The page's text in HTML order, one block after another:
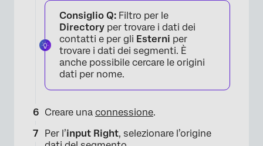
Consiglio Q: Filtro per le
Directory per trovare i dati dei
contatti e per gli Esterni per
trovare i dati dei segmenti. È
anche possibile cercare le origini
dati per nome.
Creare una connessione.
Per l’input Right, selezionare l’origine